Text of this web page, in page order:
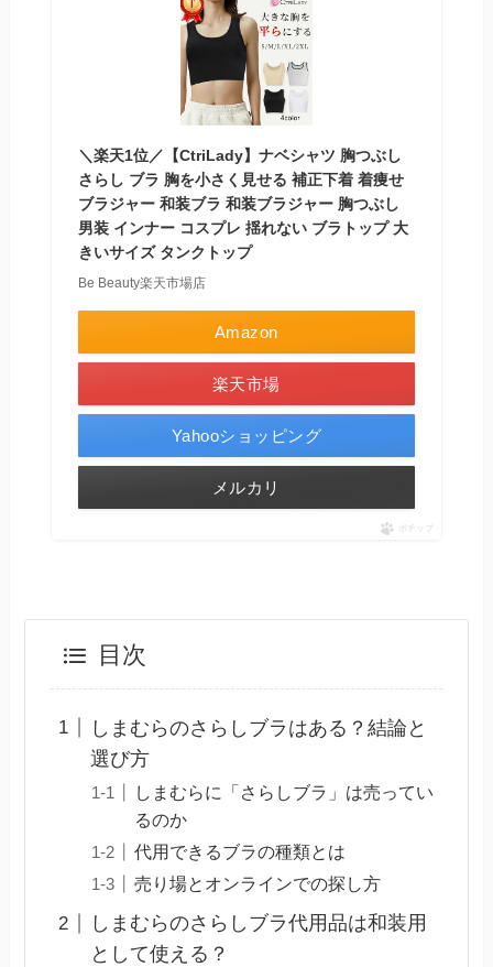
＼楽天1位／【CtriLady】ナベシャツ 胸つぶし
さらし ブラ 胸を小さく見せる 補正下着 着痩せ
ブラジャー 和装ブラ 和装ブラジャー 胸つぶし
男装 インナー コスプレ 揺れない ブラトップ 大
きいサイズ タンクトップ
Be Beauty楽天市場店
Amazon
楽天市場
Yahooショッピング
メルカリ
ポチップ
目次
しまむらのさらしブラはある？結論と
選び方
しまむらに「さらしブラ」は売ってい
るのか
代用できるブラの種類とは
売り場とオンラインでの探し方
しまむらのさらしブラ代用品は和装用
として使える？